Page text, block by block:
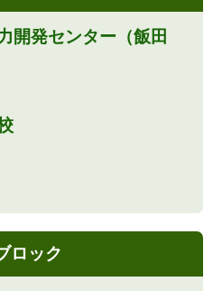
開発センター（飯田
ロック